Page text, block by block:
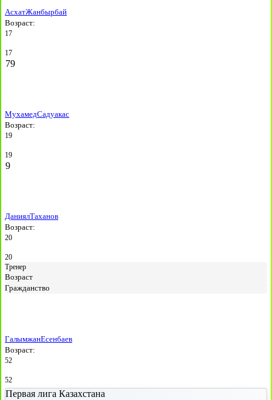
АсхатЖанбырбай
Возраст:
17
17
79
МухамедСадуакас
Возраст:
19
19
9
ДаниялТаханов
Возраст:
20
20
Тренер
Возраст
Гражданство
ГалымжанЕсенбаев
Возраст:
52
52
Первая лига Казахстана